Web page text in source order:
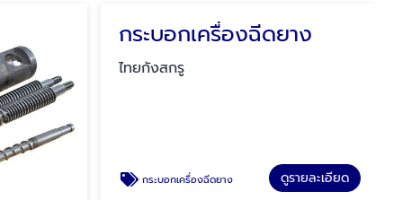
กระบอกเครื่องฉีดยาง
ไทยกังสกรู
กระบอกเครื่องฉีดยาง ดูรายละเอียด